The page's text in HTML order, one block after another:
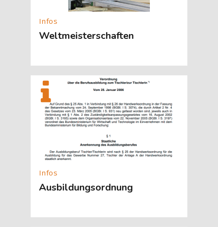
Weltmeisterschaften
[Cocoon] About (Text with Image) überspringen
Ausbildungsordnung